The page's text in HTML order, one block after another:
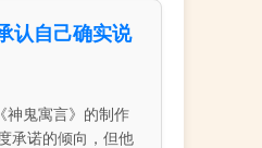
认自己确实说
神鬼寓言》的制作
承诺的倾向，但他